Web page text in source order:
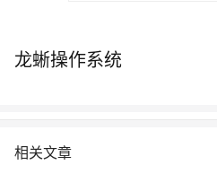
龙蜥操作系统
相关文章